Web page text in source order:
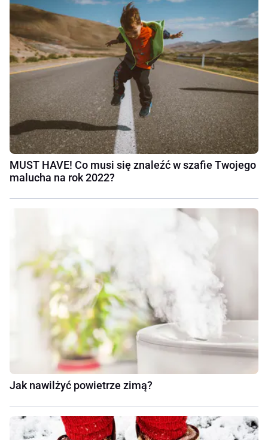
MUST HAVE! Co musi się znaleźć w szafie Twojego
malucha na rok 2022?
Jak nawilżyć powietrze zimą?